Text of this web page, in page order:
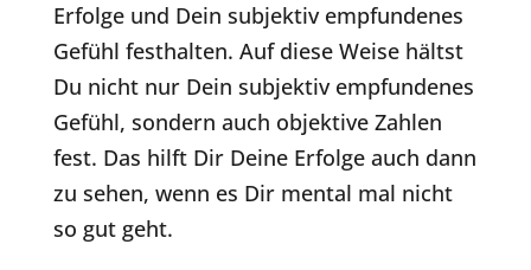
Erfolge und Dein subjektiv empfundenes
Gefühl festhalten. Auf diese Weise hältst
Du nicht nur Dein subjektiv empfundenes
Gefühl, sondern auch objektive Zahlen
fest. Das hilft Dir Deine Erfolge auch dann
zu sehen, wenn es Dir mental mal nicht
so gut geht.